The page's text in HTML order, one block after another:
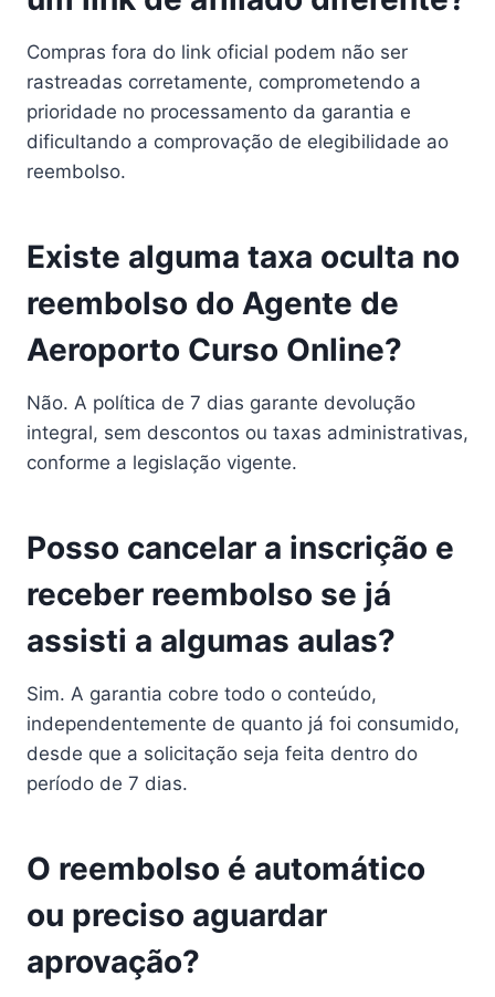
Compras fora do link oficial podem não ser
rastreadas corretamente, comprometendo a
prioridade no processamento da garantia e
dificultando a comprovação de elegibilidade ao
reembolso.
Existe alguma taxa oculta no
reembolso do Agente de
Aeroporto Curso Online?
Não. A política de 7 dias garante devolução
integral, sem descontos ou taxas administrativas,
conforme a legislação vigente.
Posso cancelar a inscrição e
receber reembolso se já
assisti a algumas aulas?
Sim. A garantia cobre todo o conteúdo,
independentemente de quanto já foi consumido,
desde que a solicitação seja feita dentro do
período de 7 dias.
O reembolso é automático
ou preciso aguardar
aprovação?